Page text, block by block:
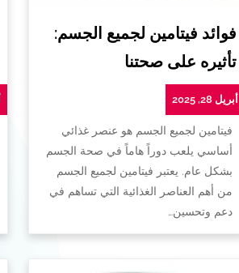
فوائد فيتامين لجميع الجسم:
تأثيره على صحتنا
أبريل 28, 2025
فيتامين لجميع الجسم هو عنصر غذائي
أساسي يلعب دوراً هاماً في صحة الجسم
بشكل عام. يعتبر فيتامين لجميع الجسم
من أهم العناصر الغذائية التي تساهم في
دعم وتحسين…